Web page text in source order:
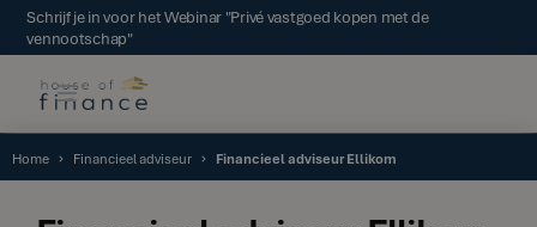
Schrijf je in voor het Webinar "Privé vastgoed kopen met de
vennootschap"
Home Financieel adviseur Financieel adviseur Ellikom